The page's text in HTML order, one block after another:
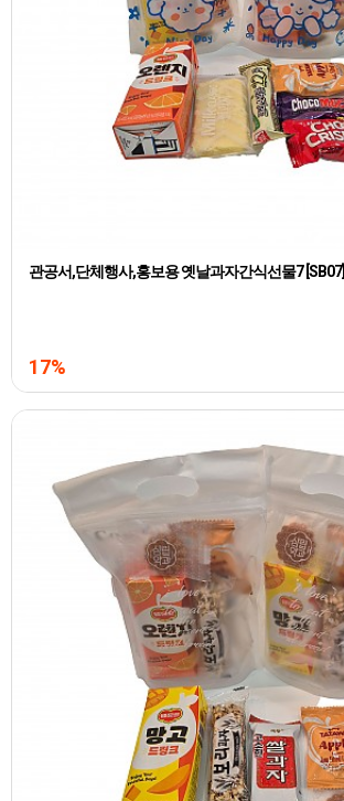
관공서,단체행사,홍보용 옛날과자간식선물7 [SB07]
17%